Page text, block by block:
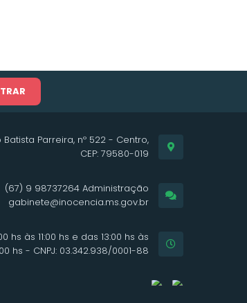
Batista Parreira, nº 522 - Centro,
CEP: 79580-019
(67) 9 98737264 Administração
gabinete@inocencia.ms.gov.br
hs às 11:00 hs e das 13:00 hs às
hs - CNPJ: 03.342.938/0001-88